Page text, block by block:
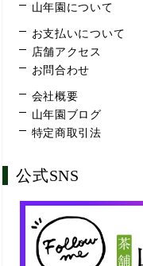
山年園について
お支払いについて
店舗アクセス
お問合わせ
会社概要
山年園ブログ
特定商取引法
公式SNS